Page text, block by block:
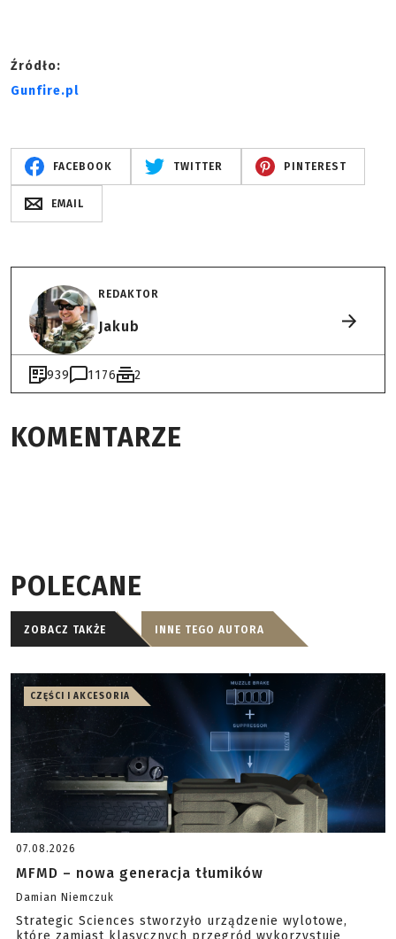
Źródło:
Gunfire.pl
FACEBOOK TWITTER PINTEREST
EMAIL
REDAKTOR
Jakub
939 1176 2
KOMENTARZE
POLECANE
ZOBACZ TAKŻE INNE TEGO AUTORA
CZĘŚCI I AKCESORIA
07.08.2026
MFMD – nowa generacja tłumików
Damian Niemczuk
Strategic Sciences stworzyło urządzenie wylotowe,